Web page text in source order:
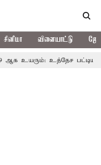
சினிமா விளையாட்டு
உத்தேச பட்டியல்